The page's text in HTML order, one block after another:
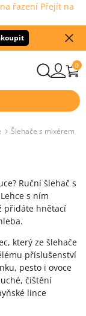
řazení Přejít na
0
Šlehače s mixérem
Ruční šlehač s
s ním
přidáte hnětací
který ze šlehače
příslušenství
pesto i ovoce
čištění
lince